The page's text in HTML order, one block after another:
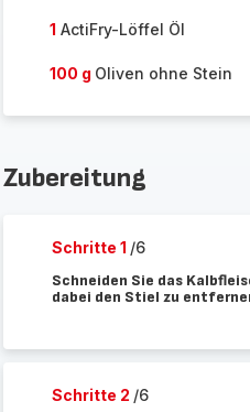
1 ActiFry-Löffel Öl
100 g Oliven ohne Stein
Zubereitung
Schritte 1 /6
Schneiden Sie das
dabei den Stiel zu
Schritte 2 /6